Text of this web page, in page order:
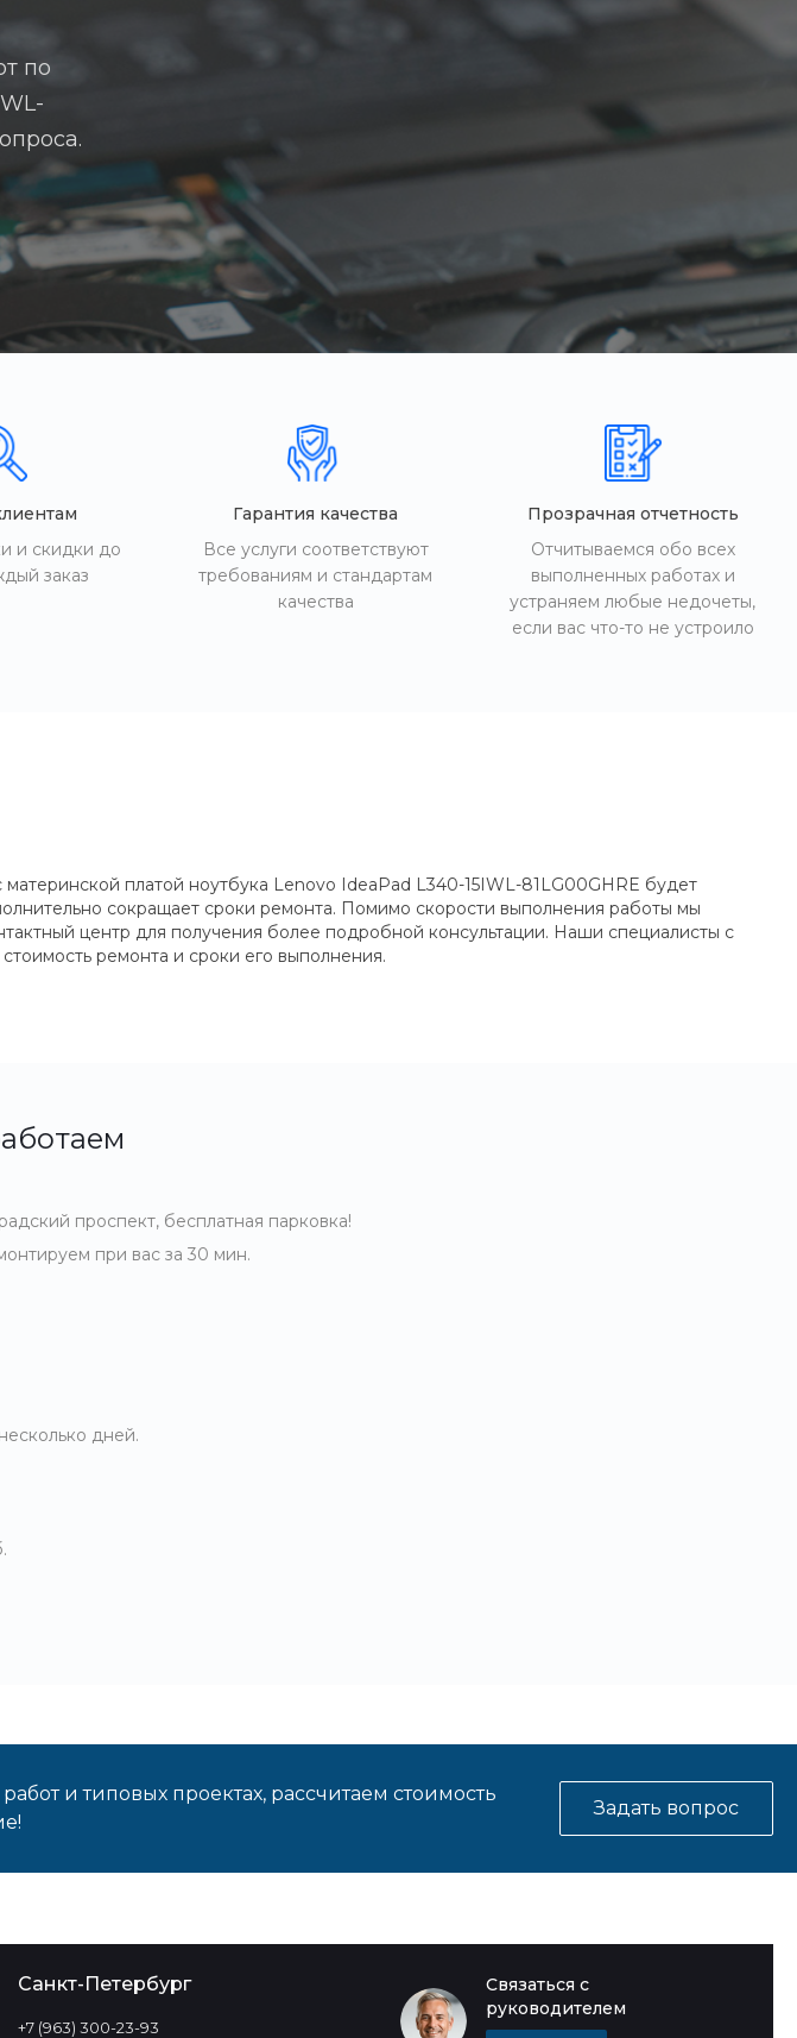
по
и скидки до
заказ
Гарантия качества
Все услуги соответствуют
требованиям и стандартам
качества
Прозрачная отчетность
Отчитываемся обо всех
выполненных работах и
устраняем любые недочеты,
если вас что-то не устроило
платой ноутбука Lenovo IdeaPad L340-15IWL-81LG00GHRE будет
сокращает сроки ремонта. Помимо скорости выполнения работы мы
центр для получения более подробной консультации. Наши специалисты с
ремонта и сроки его выполнения.
проспект, бесплатная парковка!
при вас за 30 мин.
дней.
и типовых проектах, рассчитаем стоимость
Задать вопрос
Связаться с
руководителем
Санкт-Петербург
+7 (963) 300-23-93